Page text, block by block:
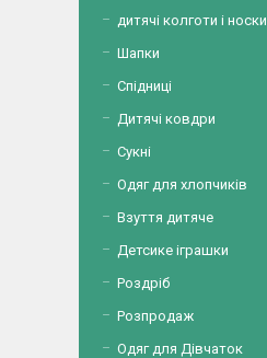
дитячі колготи і носки
Шапки
Спідниці
Дитячі ковдри
Сукні
Одяг для хлопчиків
Взуття дитяче
Детсике іграшки
Роздріб
Розпродаж
Одяг для Дівчаток